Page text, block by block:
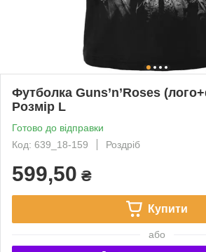
Футболка Guns’n’Roses
Розмір L
Готово до відправки
Код: 639_18-159
Роздріб
599,50 ₴
Купити
або